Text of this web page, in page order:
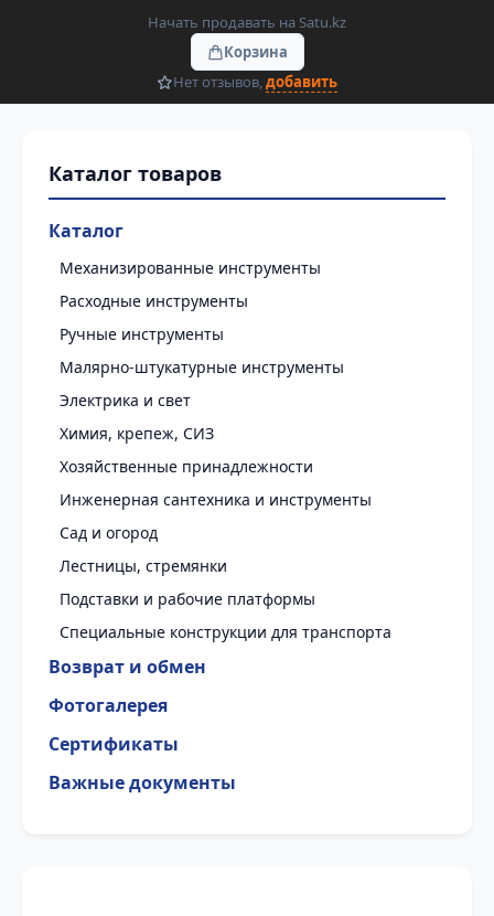
Начать продавать на Satu.kz
Корзина
Нет отзывов,добавить
Каталог
Механизированные инструменты
Расходные инструменты
Ручные инструменты
Малярно-штукатурные инструменты
Электрика и свет
Химия, крепеж, СИЗ
Хозяйственные принадлежности
Инженерная сантехника и инструменты
Сад и огород
Лестницы, стремянки
Подставки и рабочие платформы
Специальные конструкции для транспорта
Возврат и обмен
Фотогалерея
Сертификаты
Важные документы